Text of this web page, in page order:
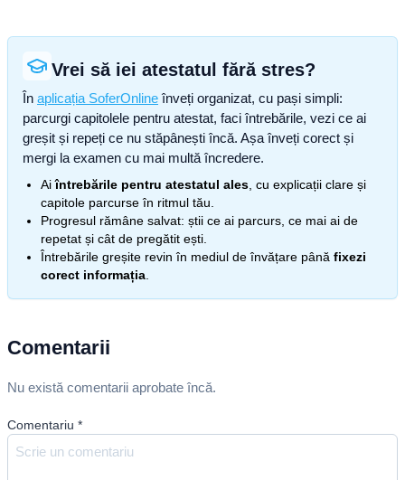
Vrei să iei atestatul fără stres?
În aplicația SoferOnline înveți organizat, cu pași simpli:
parcurgi capitolele pentru atestat, faci întrebările, vezi ce ai
greșit și repeți ce nu stăpânești încă. Așa înveți corect și
mergi la examen cu mai multă încredere.
Aiîntrebările pentru atestatul ales , cu explicații clare și
capitole parcurse în ritmul tău.
Progresul rămâne salvat: știi ce ai parcurs, ce mai ai de
repetat și cât de pregătit ești.
Întrebările greșite revin în mediul de învățare până fixezi
corect informația
Comentarii
Nu există comentarii aprobate încă.
Comentariu *